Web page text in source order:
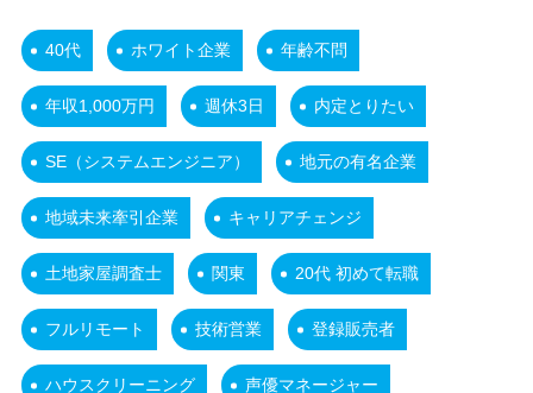
40代 ホワイト企業 年齢不問
年収1,000万円 週休3日 内定とりたい
SE（システムエンジニア） 地元の有名企業
地域未来牽引企業 キャリアチェンジ
土地家屋調査士 関東 20代 初めて転職
フルリモート 技術営業 登録販売者
ハウスクリーニング 声優マネージャー